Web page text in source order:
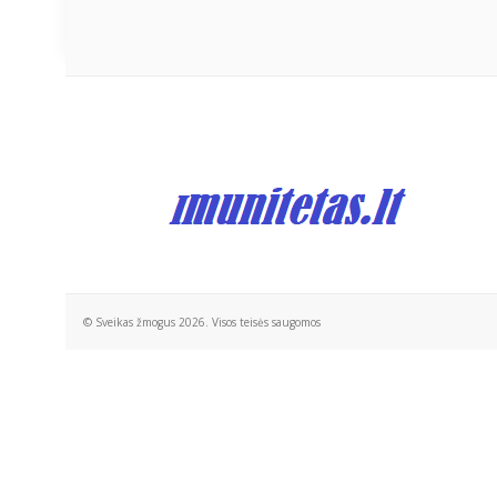
© Sveikas žmogus 2026. Visos teisės saugomos